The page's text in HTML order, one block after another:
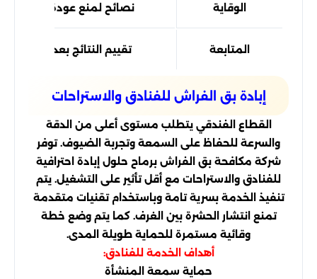
الوقاية نصائح لمنع عودة الإصابة
المتابعة تقييم النتائج بعد الخدمة
إبادة بق الفراش للفنادق والاستراحات
القطاع الفندقي يتطلب مستوى أعلى من الدقة
والسرعة للحفاظ على السمعة وتجربة الضيوف. توفر
شركة مكافحة بق الفراش برماح حلول إبادة احترافية
للفنادق والاستراحات مع أقل تأثير على التشغيل. يتم
تنفيذ الخدمة بسرية تامة وباستخدام تقنيات متقدمة
تمنع انتشار الحشرة بين الغرف. كما يتم وضع خطة
وقائية مستمرة للحماية طويلة المدى.
أهداف الخدمة للفنادق:
حماية سمعة المنشأة